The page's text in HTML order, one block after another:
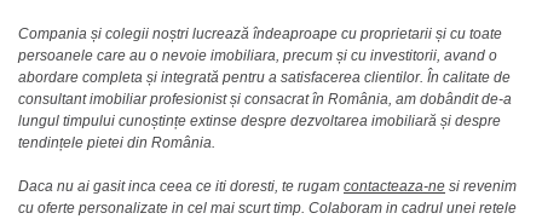
Compania și colegii noștri lucrează îndeaproape cu proprietarii și cu toate
persoanele care au o nevoie imobiliara, precum și cu investitorii, avand o
abordare completa și integrată pentru a satisfacerea clientilor. În calitate de
consultant imobiliar profesionist și consacrat în România, am dobândit de-a
lungul timpului cunoștințe extinse despre dezvoltarea imobiliară și despre
tendințele pietei din România.
Daca nu ai gasit inca ceea ce iti doresti, te rugam contacteaza-ne si revenim
cu oferte personalizate in cel mai scurt timp. Colaboram in cadrul unei retele